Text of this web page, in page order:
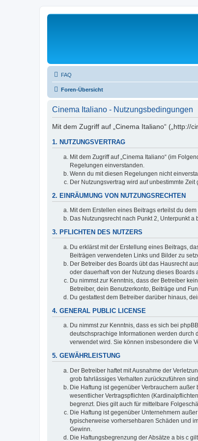
FAQ
Foren-Übersicht
Cinema Italiano - Nutzungsbedingungen
Mit dem Zugriff auf „Cinema Italiano“
1. NUTZUNGSVERTRAG
Mit dem Zugriff auf „Cinema Italiano“ (im
Regelungen einverstanden.
Wenn du mit diesen Regelungen nicht
Der Nutzungsvertrag wird auf unbestimmte
2. EINRÄUMUNG VON NUTZUNGSRECHTEN
Mit dem Erstellen eines Beitrags erteilst du
Das Nutzungsrecht nach Punkt 2, Unterpunkt
3. PFLICHTEN DES NUTZERS
Du erklärst mit der Erstellung eines Beitrags,
Beiträgen verwendeten Links und Bilder zu
Der Betreiber des Boards übt das Hausrecht
oder dauerhaft von der Nutzung dieses Boards
Du nimmst zur Kenntnis, dass der Betreiber
Betreiber, dein Benutzerkonto, Beiträge und
Du gestattest dem Betreiber darüber hinaus,
4. GENERAL PUBLIC LICENSE
Du nimmst zur Kenntnis, dass es sich bei
deutschsprachige Informationen werden durch
verwendet wird. Sie können insbesondere die
5. GEWÄHRLEISTUNG
Der Betreiber haftet mit Ausnahme der
grob fahrlässiges Verhalten zurückzuführen
Die Haftung ist gegenüber Verbrauchern
wesentlicher Vertragspflichten
begrenzt. Dies gilt auch für mittelbare
Die Haftung ist gegenüber Unternehmern
typischerweise vorhersehbaren Schäden und
Gewinn.
Die Haftungsbegrenzung der Absätze a bis c